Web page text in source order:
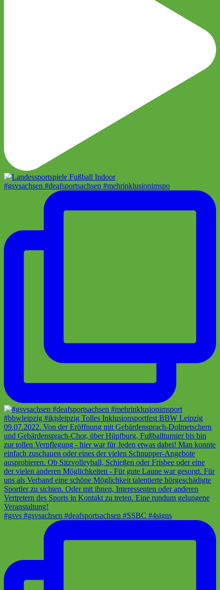
#gsvsachsen #deafsportsachsen #mehrinklusionimspo
#gsvs #gsvsachsen #deafsportsachsen #SSBC #4signs